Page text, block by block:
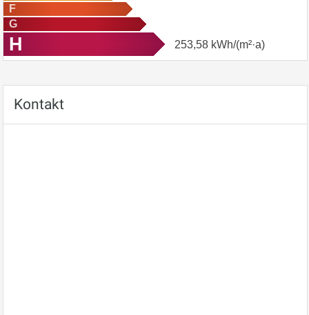
F
G
H 253,58 kWh/(m²·a)
Kontakt